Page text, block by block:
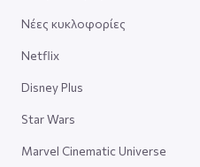
Νέες κυκλοφορίες
Netflix
Disney Plus
Star Wars
Marvel Cinematic Universe